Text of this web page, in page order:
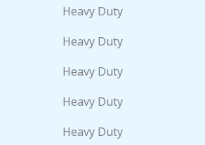
Heavy Duty
Heavy Duty
Heavy Duty
Heavy Duty
Heavy Duty